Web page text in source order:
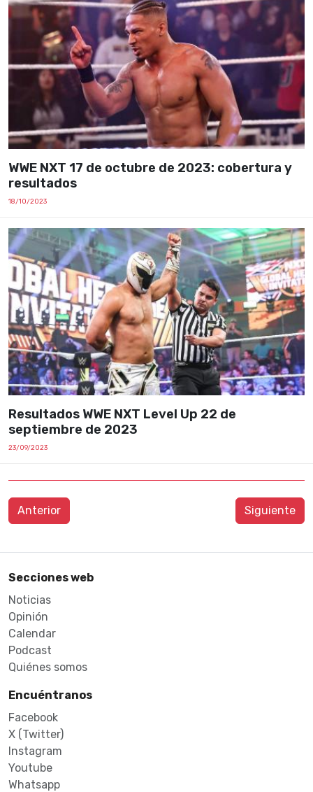
WWE NXT 17 de octubre de 2023: cobertura y
resultados
18/10/2023
Resultados WWE NXT Level Up 22 de
septiembre de 2023
23/09/2023
Anterior Siguiente
Secciones web
Noticias
Opinión
Calendar
Podcast
Quiénes somos
Encuéntranos
Facebook
X (Twitter)
Instagram
Youtube
Whatsapp